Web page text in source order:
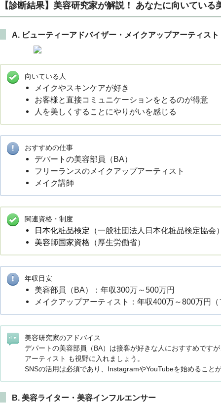
【診断結果】美容研究家が解説！ あなたに向いている
A. ビューティーアドバイザー・メイクアップアーティスト
向いている人
メイクやスキンケアが好き
お客様と直接コミュニケーションをとるのが得意
人を美しくすることにやりがいを感じる
おすすめの仕事
デパートの美容部員（BA）
フリーランスのメイクアップアーティスト
メイク講師
関連資格・制度
日本化粧品検定 （一般社団法人日本化粧品検定協会
美容師国家資格 （厚生労働省）
年収目安
美容部員（BA）：年収300万～500万円
メイクアップアーティスト：年収400万～800万円
美容研究家のアドバイス
デパートの美容部員（BA）は接客が好きな人におすすめです
アーティスト も視野に入れましょう。
SNSの活用は必須であり、InstagramやYouTubeを始めること
B. 美容ライター・美容インフルエンサー